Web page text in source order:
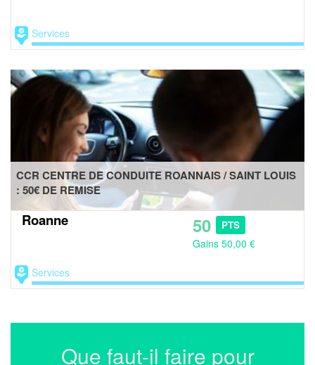
Services
CCR CENTRE DE CONDUITE ROANNAIS / SAINT LOUIS
: 50€ DE REMISE
Roanne 50 PTS
Gains 50,00 €
Services
Que faut-il faire pour